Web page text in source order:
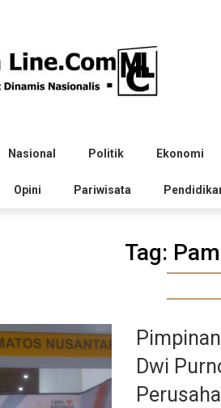
Nasional Politik Ekonomi
Opini Pariwisata
Tag:
Dwi